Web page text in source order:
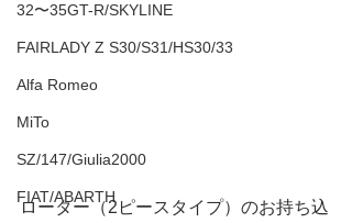
32〜35GT-R/SKYLINE
FAIRLADY Z S30/S31/HS30/33
Alfa Romeo
MiTo
SZ/147/Giulia2000
FIAT/ABARTH
ローター（2ピースタイプ）のお持ち込